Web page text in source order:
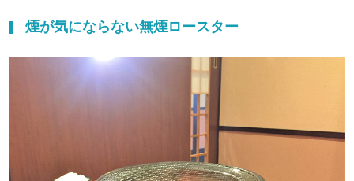
煙が気にならない無煙ロースター